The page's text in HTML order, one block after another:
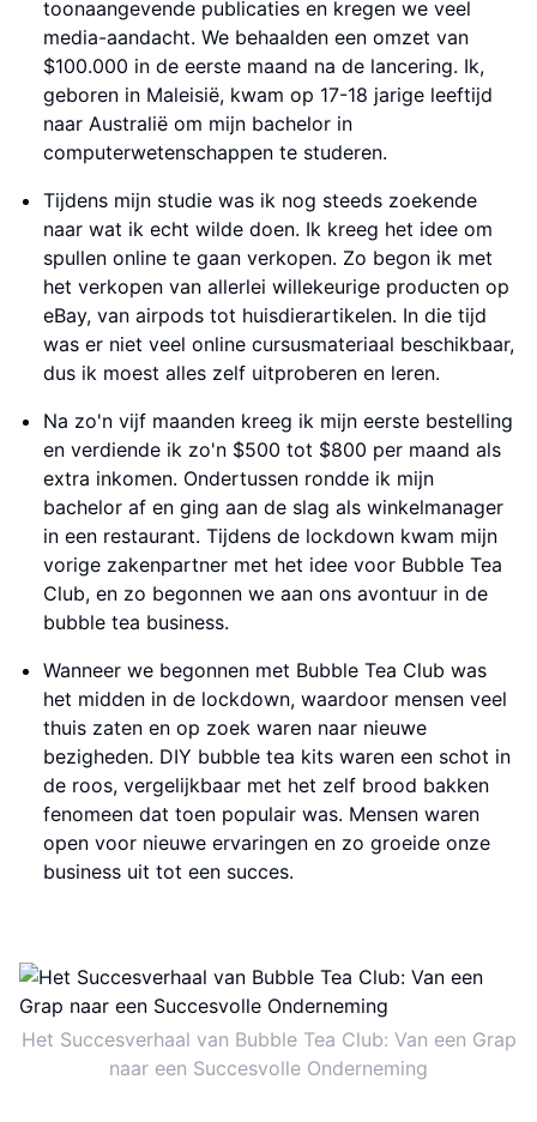
toonaangevende publicaties en kregen we veel
media-aandacht. We behaalden een omzet van
$100.000 in de eerste maand na de lancering. Ik,
geboren in Maleisië, kwam op 17-18 jarige leeftijd
naar Australië om mijn bachelor in
computerwetenschappen te studeren.
Tijdens mijn studie was ik nog steeds zoekende
naar wat ik echt wilde doen. Ik kreeg het idee om
spullen online te gaan verkopen. Zo begon ik met
het verkopen van allerlei willekeurige producten op
eBay, van airpods tot huisdierartikelen. In die tijd
was er niet veel online cursusmateriaal beschikbaar,
dus ik moest alles zelf uitproberen en leren.
Na zo'n vijf maanden kreeg ik mijn eerste bestelling
en verdiende ik zo'n $500 tot $800 per maand als
extra inkomen. Ondertussen rondde ik mijn
bachelor af en ging aan de slag als winkelmanager
in een restaurant. Tijdens de lockdown kwam mijn
vorige zakenpartner met het idee voor Bubble Tea
Club, en zo begonnen we aan ons avontuur in de
bubble tea business.
Wanneer we begonnen met Bubble Tea Club was
het midden in de lockdown, waardoor mensen veel
thuis zaten en op zoek waren naar nieuwe
bezigheden. DIY bubble tea kits waren een schot in
de roos, vergelijkbaar met het zelf brood bakken
fenomeen dat toen populair was. Mensen waren
open voor nieuwe ervaringen en zo groeide onze
business uit tot een succes.
Het Succesverhaal van Bubble Tea Club: Van een Grap
naar een Succesvolle Onderneming